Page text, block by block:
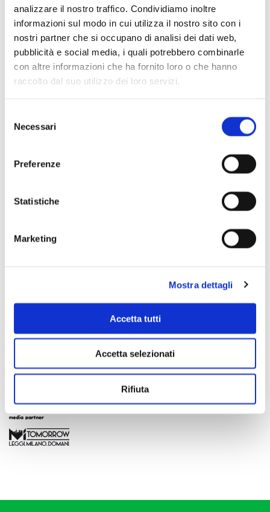
analizzare il nostro traffico. Condividiamo inoltre
informazioni sul modo in cui utilizza il nostro sito con i
nostri partner che si occupano di analisi dei dati web,
pubblicità e social media, i quali potrebbero combinarle
con altre informazioni che ha fornito loro o che hanno
raccolto dal suo utilizzo dei loro servizi.
delNecessari
Preferenze
Statistiche
Marketing
Mostra dettagli
Accetta tutti
Accetta selezionati
Rifiuta
Scopri di più